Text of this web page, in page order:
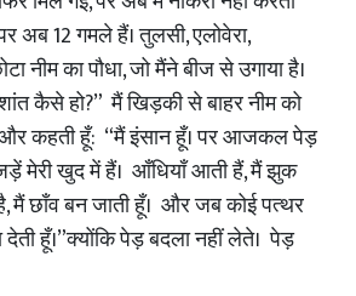
अब 12 गमले हैं। तुलसी, एलोवेरा,
नीम का पौधा, जो मैंने बीज से उगाया है।
कैसे हो?” मैं खिड़की से बाहर नीम को
कहती हूँ: “मैं इंसान हूँ। पर आजकल पेड़
मेरी खुद में हैं। आँधियाँ आती हैं, मैं झुक
मैं छाँव बन जाती हूँ। और जब कोई पत्थर
देती हूँ।”क्योंकि पेड़ बदला नहीं लेते। पेड़